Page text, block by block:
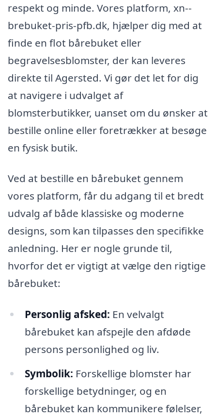
respekt og minde. Vores platform, xn--
brebuket-pris-pfb.dk, hjælper dig med at
finde en flot bårebuket eller
begravelsesblomster, der kan leveres
direkte til Agersted. Vi gør det let for dig
at navigere i udvalget af
blomsterbutikker, uanset om du ønsker at
bestille online eller foretrækker at besøge
en fysisk butik.
Ved at bestille en bårebuket gennem
vores platform, får du adgang til et bredt
udvalg af både klassiske og moderne
designs, som kan tilpasses den specifikke
anledning. Her er nogle grunde til,
hvorfor det er vigtigt at vælge den rigtige
bårebuket:
Personlig afsked: En velvalgt
bårebuket kan afspejle den afdøde
persons personlighed og liv.
Symbolik: Forskellige blomster har
forskellige betydninger, og en
bårebuket kan kommunikere følelser,